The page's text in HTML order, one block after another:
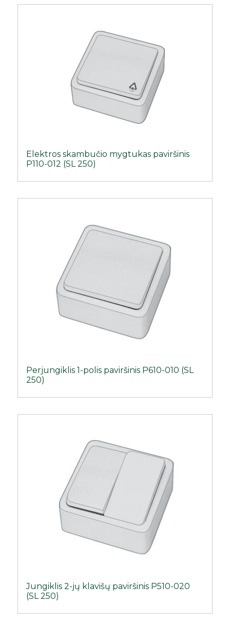
Elektros skambučio mygtukas paviršinis
P110-012 (SL 250)
Perjungiklis 1-polis paviršinis P610-010 (SL
250)
Jungiklis 2-jų klavišų paviršinis P510-020
(SL 250)